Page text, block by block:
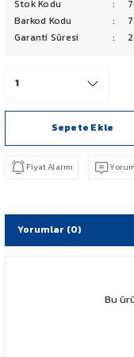
Stok Kodu
Barkod Kodu
Garanti Süresi
Sepete Ekle
Fiyat Alarmı
Yorumlar (0)
Bu